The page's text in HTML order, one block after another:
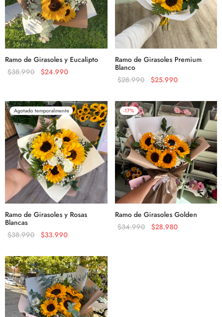
Ramo de Girasoles y Eucalipto
$38.990 $24.990
Ramo de Girasoles Premium
Blanco
$28.990 $25.990
Agotado temporalmente
Ramo de Girasoles y Rosas
Blancas
$38.990 $33.990
-17%
Ramo de Girasoles Golden
$34.990 $28.980